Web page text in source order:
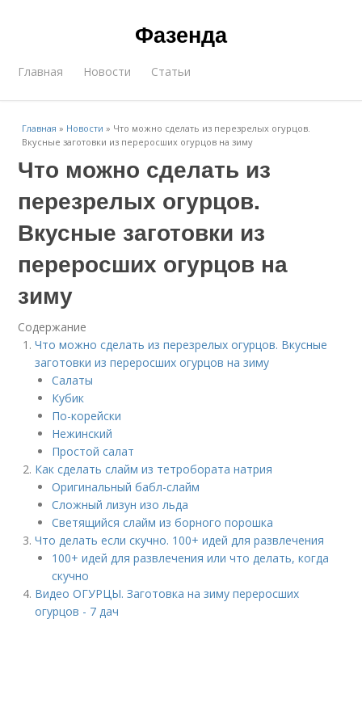
Фазенда
Главная Новости Статьи
Главная » Новости » Что можно сделать из перезрелых огурцов.
Вкусные заготовки из переросших огурцов на зиму
Что можно сделать из
перезрелых огурцов.
Вкусные заготовки из
переросших огурцов на
зиму
Содержание
Что можно сделать из перезрелых огурцов. Вкусные
заготовки из переросших огурцов на зиму
Салаты
Кубик
По-корейски
Нежинский
Простой салат
Как сделать слайм из тетробората натрия
Оригинальный бабл-слайм
Сложный лизун изо льда
Светящийся слайм из борного порошка
Что делать если скучно. 100+ идей для развлечения
100+ идей для развлечения или что делать, когда
скучно
Видео ОГУРЦЫ. Заготовка на зиму переросших
огурцов - 7 дач